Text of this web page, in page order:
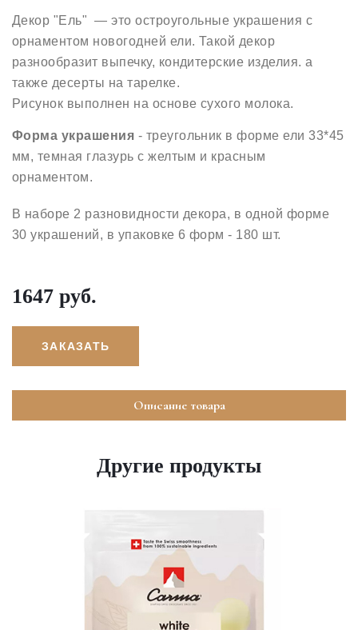
Декор "Ель" — это остроугольные украшения с
орнаментом новогодней ели. Такой декор
разнообразит выпечку, кондитерские изделия. а
также десерты на тарелке.
Рисунок выполнен на основе сухого молока.
Форма украшения - треугольник в форме ели 33*45
мм, темная глазурь с желтым и красным
орнаментом.
В наборе 2 разновидности декора, в одной форме
30 украшений, в упаковке 6 форм - 180 шт.
1647 руб.
ЗАКАЗАТЬ
Описание товара
Другие продукты